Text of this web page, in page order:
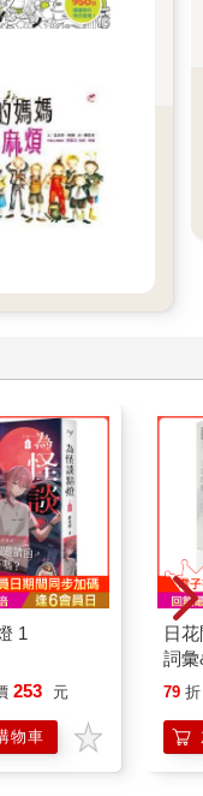
故──行李搬運工罷工
夜三點鐘在灑
郡一處農田墜毀，然
消息（「誰愛聽這些
要她拿到任何一本有
入迷）。
播播報著：「──最
，今年夏天終於想出
．杜金斯將會繼續為
看來已經沒有其他值
迅速發生。
人昏昏欲睡的沉寂；
得無影無蹤；一聲尖
瓷器碎裂聲，彷彿一
出鞘般，從牛仔褲的
完全站直，他的腦門
妮阿姨更大聲尖叫起
點掉下眼淚。他晃了
響的來源，還沒站
朵咆哮，「馬上！不
人掙扎了一陣子，哈
1
253 元
物車
日
詞
79 折